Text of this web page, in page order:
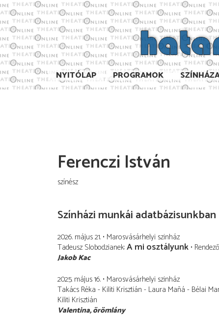
NYITÓLAP PROGRAMOK
Ferenczi István
színész
Színházi munkái adatbázisunkban
2026. május 21. Marosvásárhelyi szinház
Tadeusz Slobodzianek A mi osztályunk Rendező
Jakob Kac
2025. május 16. Marosvásárhelyi szinház
Takács Réka - Kiliti Krisztián - Laura Mañá - Bélai
Kiliti Krisztián
Valentina örömlány